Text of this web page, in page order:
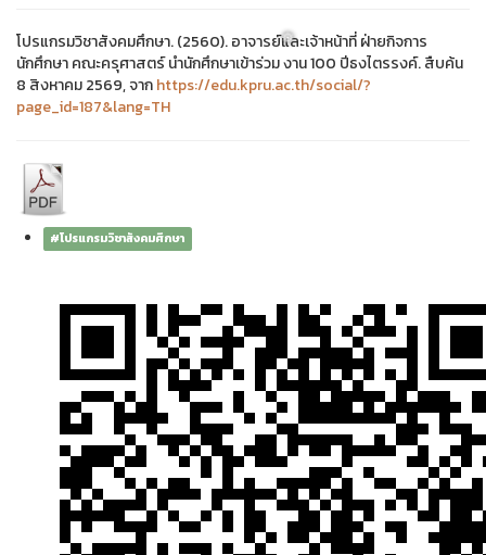
โปรแกรมวิชาสังคมศึกษา. (2560). อาจารย์และเจ้าหน้าที่ ฝ่ายกิจการ
นักศึกษา คณะครุศาสตร์ นำนักศึกษาเข้าร่วม งาน 100 ปีธงไตรรงค์. สืบค้น
8 สิงหาคม 2569, จากhttps://edu.kpru.ac.th/social/?
page_id=187&lang=TH
#โปรแกรมวิชาสังคมศึกษา